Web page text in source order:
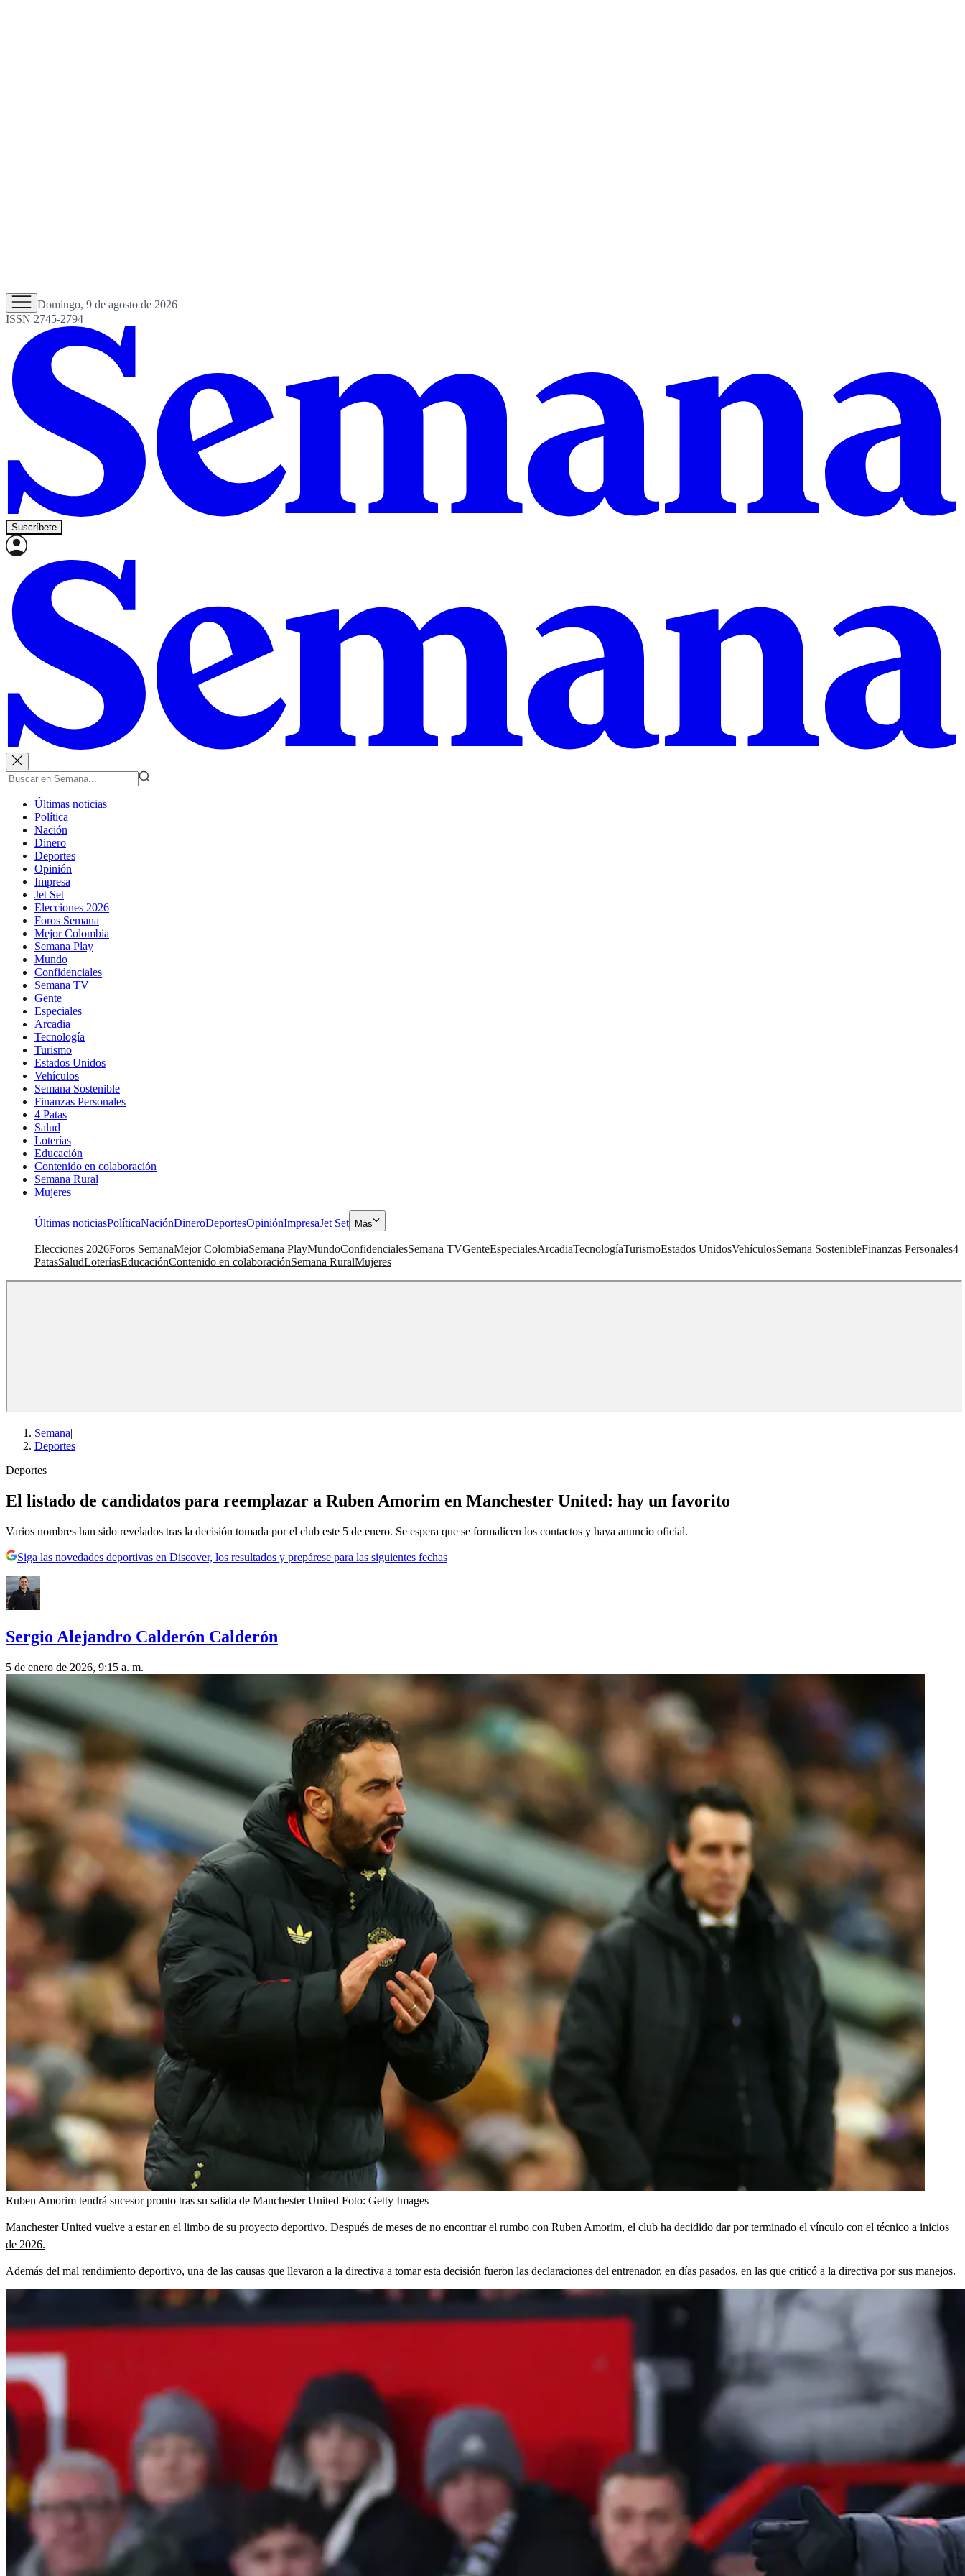
Domingo, 9 de agosto de 2026
ISSN 2745-2794
Suscríbete
Últimas noticias
Política
Nación
Dinero
Deportes
Opinión
Impresa
Jet Set
Elecciones 2026
Foros Semana
Mejor Colombia
Semana Play
Mundo
Confidenciales
Semana TV
Gente
Especiales
Arcadia
Tecnología
Turismo
Estados Unidos
Vehículos
Semana Sostenible
Finanzas Personales
4 Patas
Salud
Loterías
Educación
Contenido en colaboración
Semana Rural
Mujeres
Últimas noticiasPolíticaNaciónDineroDeportesOpiniónImpresaJet Set Más
Elecciones 2026Foros SemanaMejor ColombiaSemana PlayMundoConfidencialesSemana TVGenteEspecialesArcadiaTecnologíaTurismoEstados UnidosVehículosSemana SostenibleFinanzas Personales4
PatasSaludLoteríasEducaciónContenido en colaboraciónSemana RuralMujeres
Semana|
Deportes
Deportes
El listado de candidatos para reemplazar a Ruben Amorim en Manchester United: hay un favorito
Varios nombres han sido revelados tras la decisión tomada por el club este 5 de enero. Se espera que se formalicen los contactos y haya anuncio oficial.
Siga las novedades deportivas en Discover, los resultados y prepárese para las siguientes fechas
Sergio Alejandro Calderón Calderón
5 de enero de 2026, 9:15 a. m.
Ruben Amorim tendrá sucesor pronto tras su salida de Manchester United Foto: Getty Images
Manchester United vuelve a estar en el limbo de su proyecto deportivo. Después de meses de no encontrar el rumbo con Ruben Amorim, el club ha decidido dar por terminado el vínculo con el técnico a inicios
de 2026.
Además del mal rendimiento deportivo, una de las causas que llevaron a la directiva a tomar esta decisión fueron las declaraciones del entrenador, en días pasados, en las que criticó a la directiva por sus manejos.